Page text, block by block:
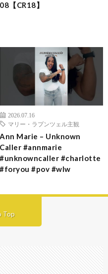
08【CR18】
2026.07.16
マリー・ラプンツェル主観
Ann Marie – Unknown
Caller #annmarie
#unknowncaller #charlotte
#foryou #pov #wlw
Top